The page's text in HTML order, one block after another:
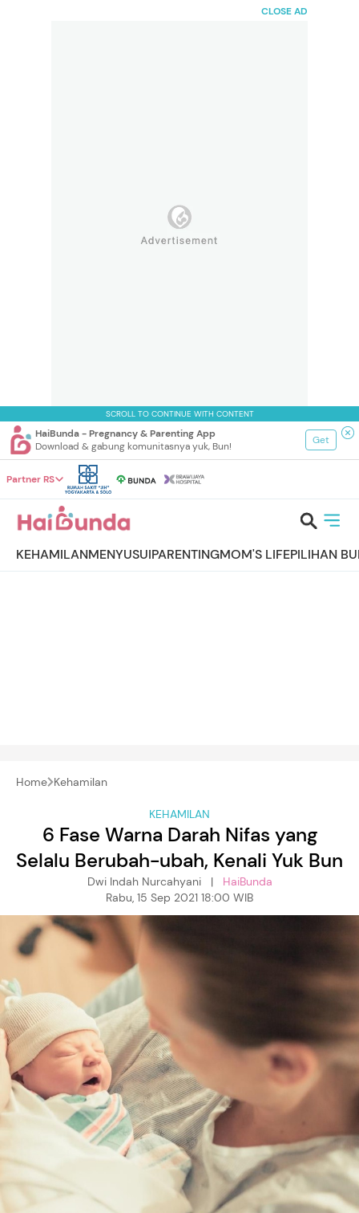
CLOSE AD
SCROLL TO CONTINUE WITH CONTENT
HaiBunda - Pregnancy & Parenting App
Download & gabung komunitasnya yuk, Bun!
Get
Partner RS
KEHAMILANMENYUSUIPARENTINGMOM'S LIFEPILIHAN
Home Kehamilan
KEHAMILAN
6 Fase Warna Darah Nifas yang
Selalu Berubah-ubah, Kenali Yuk Bun
Dwi Indah Nurcahyani | HaiBunda
Rabu, 15 Sep 2021 18:00 WIB